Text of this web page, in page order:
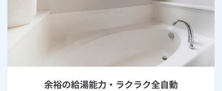
余裕の給湯能力・ラクラク全自動